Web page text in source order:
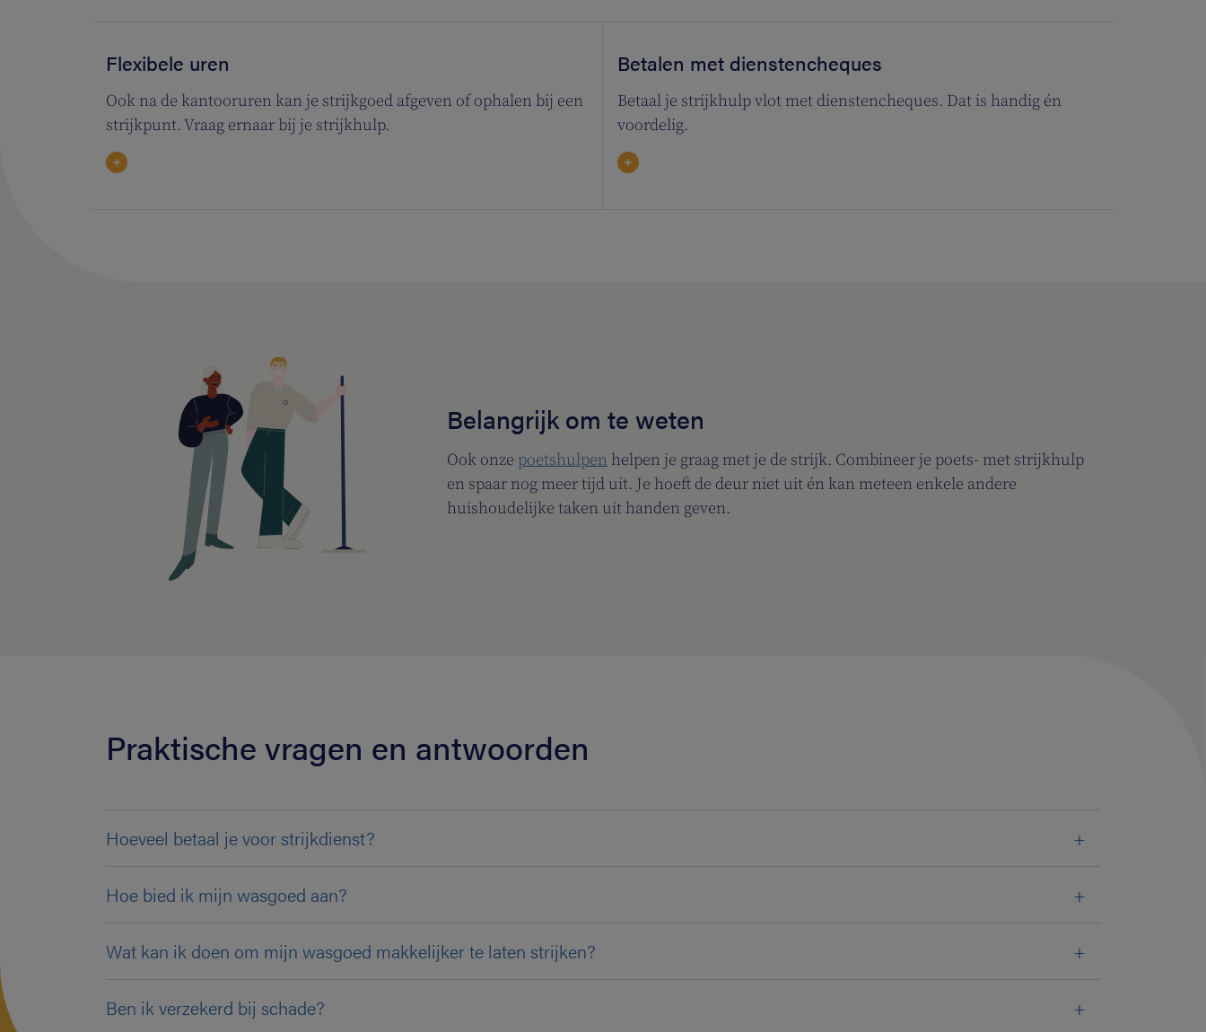
Flexibele uren
Ook na de kantooruren kan je strijkgoed afgeven of ophalen bij een
strijkpunt. Vraag ernaar bij je strijkhulp.
Betalen met dienstencheques
Betaal je strijkhulp vlot met dienstencheques. Dat is handig én
voordelig.
Belangrijk om te weten
Ook onze poetshulpen helpen je graag met je de strijk. Combineer je poets- met strijkhulp
en spaar nog meer tijd uit. Je hoeft de deur niet uit én kan meteen enkele andere
huishoudelijke taken uit handen geven.
Praktische vragen en antwoorden
Hoeveel betaal je voor strijkdienst?
Hoe bied ik mijn wasgoed aan?
Wat kan ik doen om mijn wasgoed makkelijker te laten strijken?
Ben ik verzekerd bij schade?